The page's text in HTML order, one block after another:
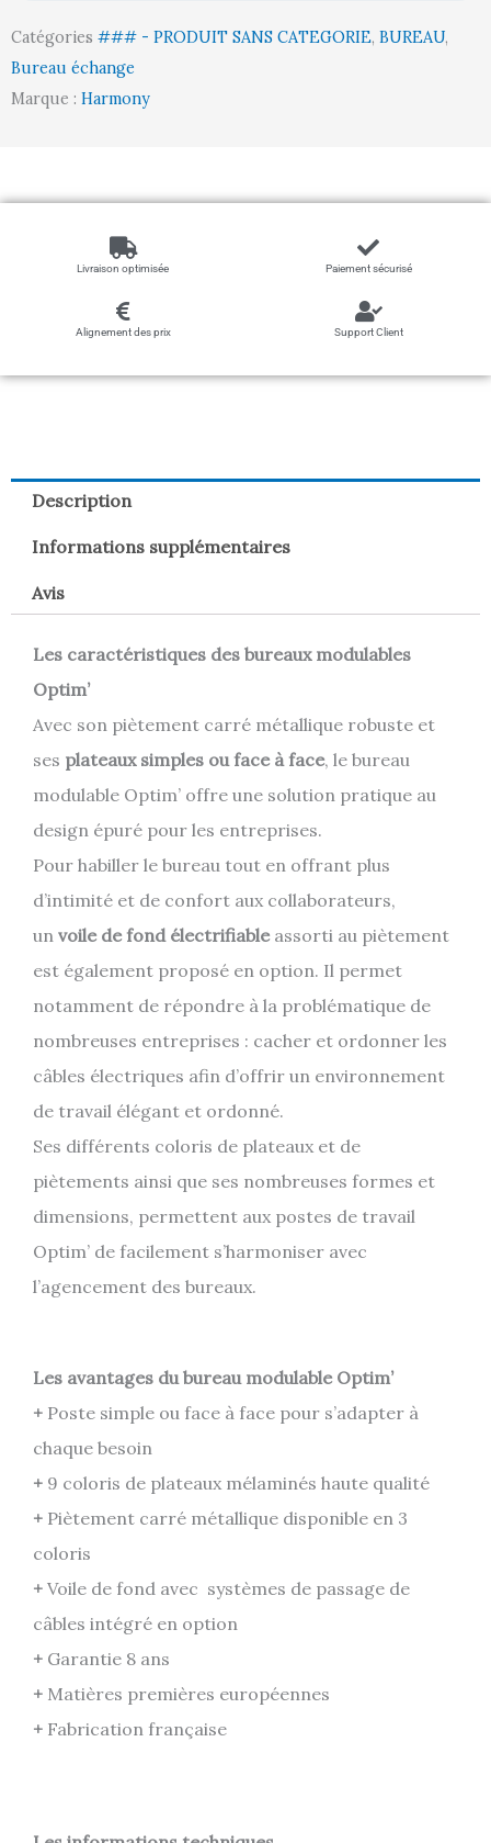
BLANC)
160x80
Catégories ### - PRODUIT SANS CATEGORIE, BUREAU,
Bureau échange
Marque : Harmony
Livraison optimisée Paiement sécurisé
Alignement des prix Support Client
Description
Informations supplémentaires
Avis
Les caractéristiques des bureaux modulables
Optim’
Avec son piètement carré métallique robuste et
ses plateaux simples ou face à face, le bureau
modulable Optim’ offre une solution pratique au
design épuré pour les entreprises.
Pour habiller le bureau tout en offrant plus
d’intimité et de confort aux collaborateurs,
un voile de fond électrifiableassorti au piètement
est également proposé en option. Il permet
notamment de répondre à la problématique de
nombreuses entreprises : cacher et ordonner les
câbles électriques afin d’offrir un environnement
de travail élégant et ordonné.
Ses différents coloris de plateaux et de
piètements ainsi que ses nombreuses formes et
dimensions, permettent aux postes de travail
Optim’ de facilement s’harmoniser avec
l’agencement des bureaux.
Les avantages du bureau modulable Optim’
+ Poste simple ou face à face pour s’adapter à
chaque besoin
+ 9 coloris de plateaux mélaminés haute qualité
+ Piètement carré métallique disponible en 3
coloris
+ Voile de fond avec systèmes de passage de
câbles intégré en option
+ Garantie 8 ans
+ Matières premières européennes
+ Fabrication française